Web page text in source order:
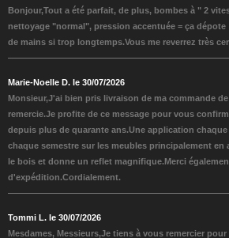
Bonjour,Tout a été parfait, de plus, bombes à " 2
nettoyage "normal", pression accentuée = ça
de mains si trop longtemps.Vous me reverrez très
Marie-Noelle D. le 30/07/2026
Monsieur,J'ai bien pris livraison de ma commande de
remercie.Je profite de ce message pour vous
depuis plus de quarante ans.Une application
chaque semestre sur les meubles principalement
le bois et donne un reflet magnifique.Merci
d'expédition.Cordialement.
Tommi L. le 30/07/2026
Mesdames, Messieurs,Je tiens à vous remercier